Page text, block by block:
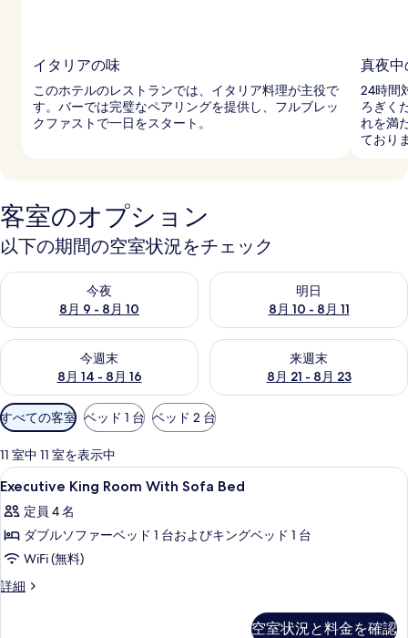
イタリアの味
このホテルのレストランでは、イタリア料理が主役で
す。バーでは完璧なペアリングを提供し、フルブレッ
クファストで一日をスタート。
真夜中
24時間
ろぎく
れを満
ており
客室のオプション
以下の期間の空室状況をチェック
今夜
8月 9 - 8月 10
今夜 8月 9 - 8月 10 の空室状況をチェック
明日
8月 10 - 8月 11
明日 8月 10 - 8月 11 の空室状
今週末
8月 14 - 8月 16
今週末 8月 14 - 8月 16 の空室状況をチェック
来週末
8月 21 - 8月 23
来週末 8月 21 - 8月 23 の空室
利
用
可
能
な
客
室
の
り
すべての客室 ベッド 1 台 ベッド 2 台
11 室中 11 室を表示中
Executive
King
Room
With
Sofa
Bed
ミニバー、セーフティボックス (室内
4
Executive King Room With Sofa Bed
定員 4 名
ダブルソファーベッド 1 台およびキングベッド 1 台
WiFi (無料)
詳細
Executive
空室状況と料金を確認